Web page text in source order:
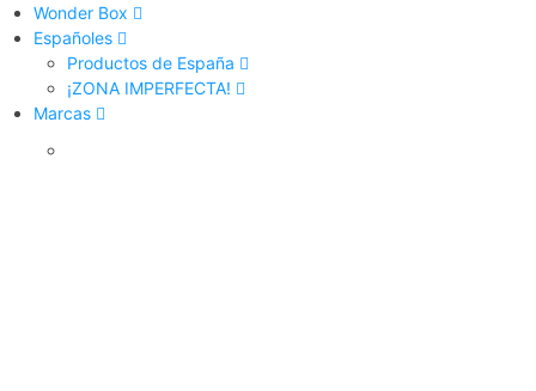
Wonder Box
Españoles
Productos de España
¡ZONA IMPERFECTA!
Marcas